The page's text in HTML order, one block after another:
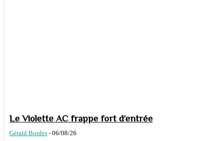
Le Violette AC frappe fort d’entrée
Gérald Bordes - 06/08/26